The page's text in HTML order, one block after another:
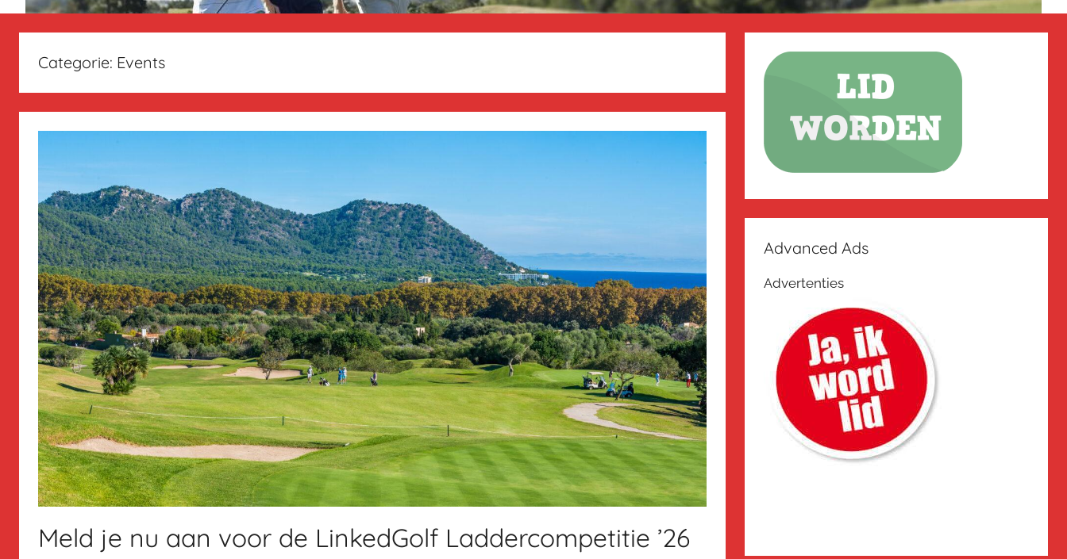
Categorie: Events
Meld je nu aan voor de LinkedGolf Laddercompetitie ’26
Advanced Ads
Advertenties